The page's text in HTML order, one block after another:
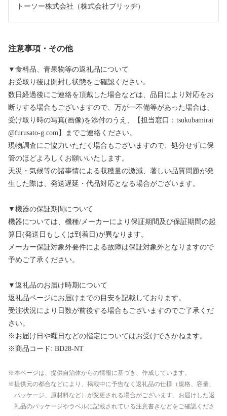
トーソー株式会社（株式会社ブリッヂ）
注意事項・その他
▼食料品、青果物等の返礼品について
お受取り後は開封し状態をご確認ください。
数日経過後にご連絡を頂戴した場合などは、品目により対応をお
断りする場合もございますので、万が一不備等があった場合は、
受け取り時の写真(画像)を添付のうえ、【担当窓口：tsukubamirai
@furusato-g.com】までご連絡ください。
現物調査にご協力いただく場合もございますので、処分せずに保
管のほどよろしくお願いいたします。
天災・気候等の諸事情による収穫量の激減、著しい品質問題が発
生した際は、発送遅延・代品対応となる場合がございます。
▼機器の保証期間について
機器については、機種/メーカーにより保証期間及び保証期間の起
算日(発送日もしくは到着日)が異なります。
メーカー保証対象外要件による故障は保証対象外となりますので
予めご了承ください。
▼返礼品のお届け時期について
返礼品ページにお届けまでの目安を記載しております。
受注状況により日数が前後する場合もございますのでご了承くだ
さい。
※お届け日や曜日などの指定についてはお受けできかねます。
※商品コード: BD28-NT
本ページは、提供自治体からの情報に基づき、作成しています。
提供元の都合などにより、掲載中に予告なく返礼品の仕様（規格、容量、
パッケージ、原材料など）が変更される場合がございます。お届けした返
礼品のパッケージやラベルに記載されている注意書きなどをご確認くださ